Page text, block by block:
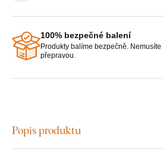
100% bezpečné balení
Produkty balíme bezpečně.
přepravou.
Popis produktu